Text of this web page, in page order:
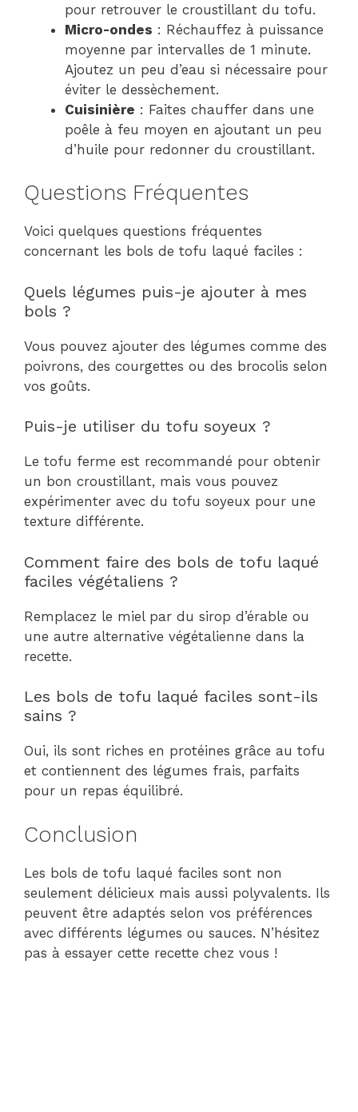
pour retrouver le croustillant du tofu.
Micro-ondes : Réchauffez à puissance
moyenne par intervalles de 1 minute.
Ajoutez un peu d’eau si nécessaire pour
éviter le dessèchement.
Cuisinière : Faites chauffer dans une
poêle à feu moyen en ajoutant un peu
d’huile pour redonner du croustillant.
Questions Fréquentes
Voici quelques questions fréquentes
concernant les bols de tofu laqué faciles :
Quels légumes puis-je ajouter à mes
bols ?
Vous pouvez ajouter des légumes comme des
poivrons, des courgettes ou des brocolis selon
vos goûts.
Puis-je utiliser du tofu soyeux ?
Le tofu ferme est recommandé pour obtenir
un bon croustillant, mais vous pouvez
expérimenter avec du tofu soyeux pour une
texture différente.
Comment faire des bols de tofu laqué
faciles végétaliens ?
Remplacez le miel par du sirop d’érable ou
une autre alternative végétalienne dans la
recette.
Les bols de tofu laqué faciles sont-ils
sains ?
Oui, ils sont riches en protéines grâce au tofu
et contiennent des légumes frais, parfaits
pour un repas équilibré.
Conclusion
Les bols de tofu laqué faciles sont non
seulement délicieux mais aussi polyvalents. Ils
peuvent être adaptés selon vos préférences
avec différents légumes ou sauces. N’hésitez
pas à essayer cette recette chez vous !